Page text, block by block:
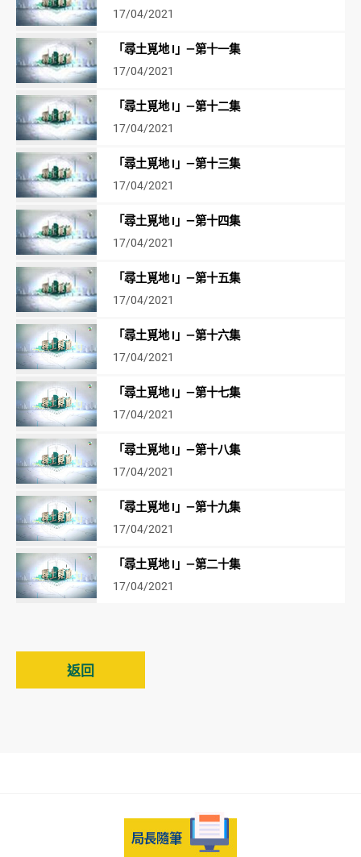
17/04/2021
「尋土覓地 I」—第十一集
17/04/2021
「尋土覓地 I」—第十二集
17/04/2021
「尋土覓地 I」—第十三集
17/04/2021
「尋土覓地 I」—第十四集
17/04/2021
「尋土覓地 I」—第十五集
17/04/2021
「尋土覓地 I」—第十六集
17/04/2021
「尋土覓地 I」—第十七集
17/04/2021
「尋土覓地 I」—第十八集
17/04/2021
「尋土覓地 I」—第十九集
17/04/2021
「尋土覓地 I」—第二十集
17/04/2021
返回